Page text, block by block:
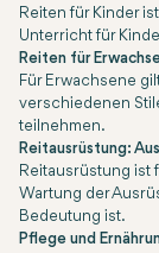
Reiten für Kinder
Unterricht für
Reiten für
Für Erwachsene
verschiedenen
teilnehmen.
Reitausrüstung:
Reitausrüstung ist
Wartung der
Bedeutung ist.
Pflege und